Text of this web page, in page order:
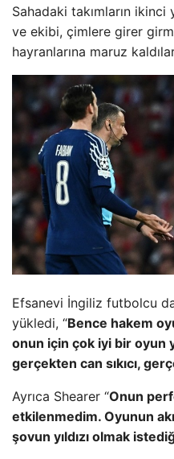
Sahadaki takımların ikinci
ve ekibi, çimlere girer
hayranlarına maruz
Efsanevi İngiliz futbolcu
yükledi, “Bence hakem
onun için çok iyi bir oyun
gerçekten can sıkıcı,
Ayrıca Shearer “Onun
etkilenmedim. Oyunun
şovun yıldızı olmak